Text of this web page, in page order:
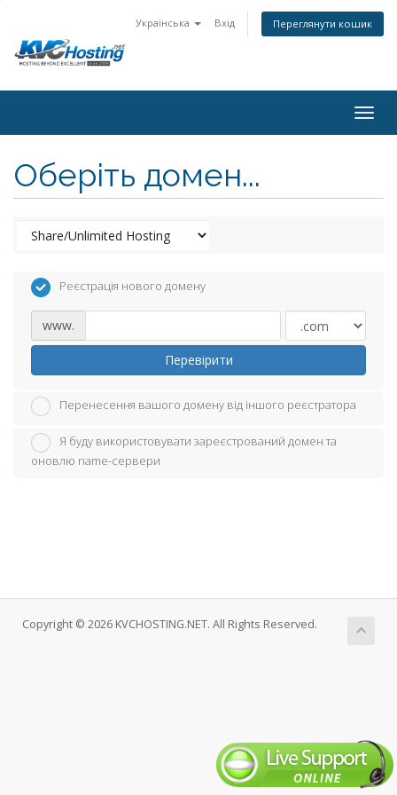
Українська Вхід Переглянути кошик
Оберіть домен...
Реєстрація нового домену
www.
Перевірити
Перенесення вашого домену від іншого реєстратора
Я буду використовувати зареєстрований домен та
оновлю name-сервери
Copyright © 2026 KVCHOSTING.NET. All Rights Reserved.